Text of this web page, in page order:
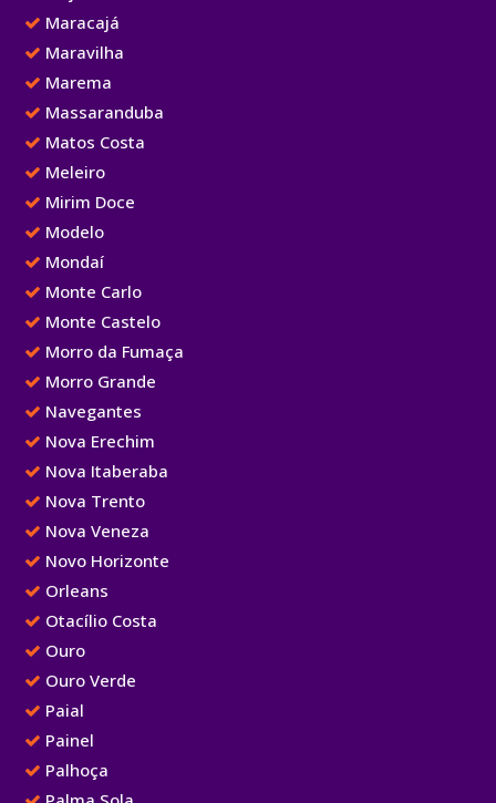
Maracajá
Maravilha
Marema
Massaranduba
Matos Costa
Meleiro
Mirim Doce
Modelo
Mondaí
Monte Carlo
Monte Castelo
Morro da Fumaça
Morro Grande
Navegantes
Nova Erechim
Nova Itaberaba
Nova Trento
Nova Veneza
Novo Horizonte
Orleans
Otacílio Costa
Ouro
Ouro Verde
Paial
Painel
Palhoça